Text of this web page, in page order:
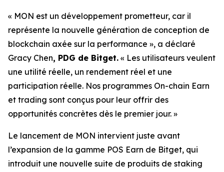
« MON est un développement prometteur, car il
représente la nouvelle génération de conception de
blockchain axée sur la performance », a déclaré
Gracy Chen, PDG de Bitget. « Les utilisateurs veulent
une utilité réelle, un rendement réel et une
participation réelle. Nos programmes On-chain Earn
et trading sont conçus pour leur offrir des
opportunités concrètes dès le premier jour. »
Le lancement de MON intervient juste avant
l’expansion de la gamme POS Earn de Bitget, qui
introduit une nouvelle suite de produits de staking